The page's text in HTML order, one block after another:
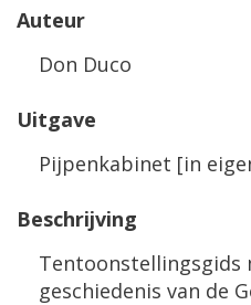
Auteur
Don Duco
Uitgave
Pijpenkabinet [in
Beschrijving
Tentoonstellingsgids
geschiedenis van de